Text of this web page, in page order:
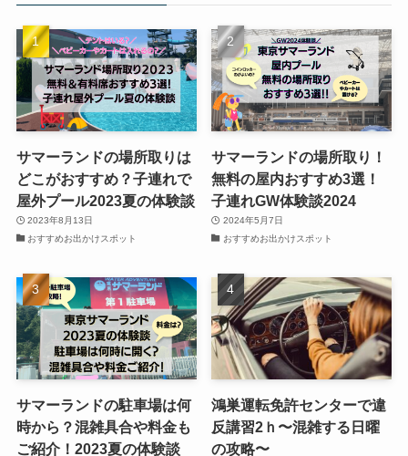
サマーランドの場所取りは
どこがおすすめ？子連れで
屋外プール2023夏の体験談
2023年8月13日
おすすめお出かけスポット
サマーランドの場所取り！
無料の屋内おすすめ3選！
子連れGW体験談2024
2024年5月7日
おすすめお出かけスポット
サマーランドの駐車場は何
時から？混雑具合や料金も
ご紹介！2023夏の体験談
鴻巣運転免許センターで違
反講習2ｈ〜混雑する日曜
の攻略〜